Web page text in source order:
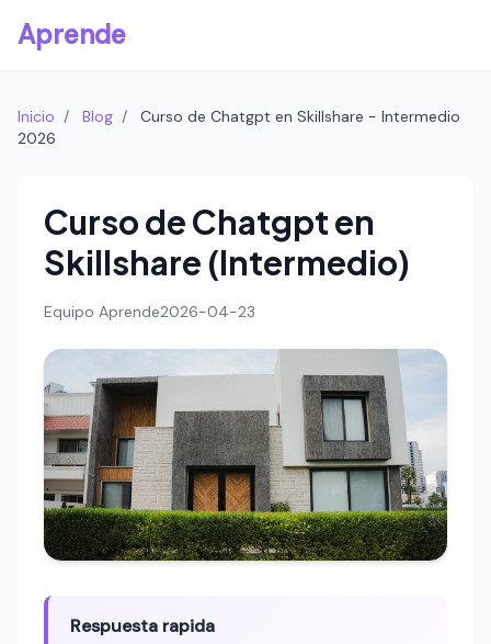
Aprende
Inicio / Blog /
Curso de Chatgpt en Skillshare - Intermedio
2026
Curso de Chatgpt en
Skillshare (Intermedio)
Equipo Aprende2026-04-23
Respuesta rapida